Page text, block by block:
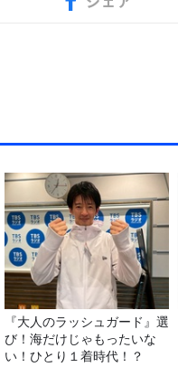
『大人のラッシュガード』選
び！海だけじゃもったいな
い！ひとり１着時代！？